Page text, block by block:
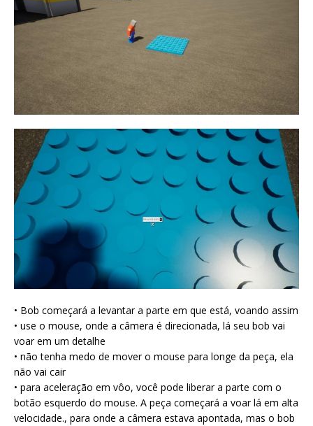
• Bob começará a levantar a parte em que está, voando assim
• use o mouse, onde a câmera é direcionada, lá seu bob vai
voar em um detalhe
• não tenha medo de mover o mouse para longe da peça, ela
não vai cair
• para aceleração em vôo, você pode liberar a parte com o
botão esquerdo do mouse. A peça começará a voar lá em alta
velocidade., para onde a câmera estava apontada, mas o bob